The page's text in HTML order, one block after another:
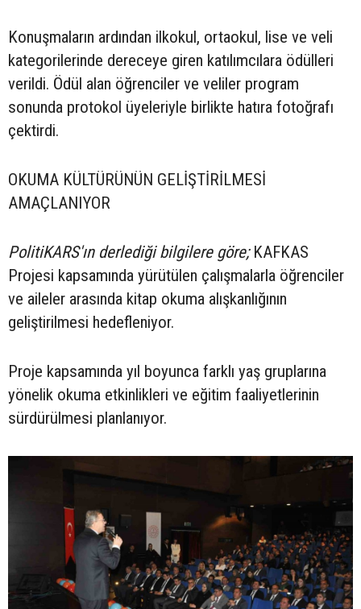
Konuşmaların ardından ilkokul, ortaokul, lise ve veli
kategorilerinde dereceye giren katılımcılara ödülleri
verildi. Ödül alan öğrenciler ve veliler program
sonunda protokol üyeleriyle birlikte hatıra fotoğrafı
çektirdi.
OKUMA KÜLTÜRÜNÜN GELİŞTİRİLMESİ
AMAÇLANIYOR
PolitiKARS'ın derlediği bilgilere göre;KAFKAS
Projesi kapsamında yürütülen çalışmalarla öğrenciler
ve aileler arasında kitap okuma alışkanlığının
geliştirilmesi hedefleniyor.
Proje kapsamında yıl boyunca farklı yaş gruplarına
yönelik okuma etkinlikleri ve eğitim faaliyetlerinin
sürdürülmesi planlanıyor.